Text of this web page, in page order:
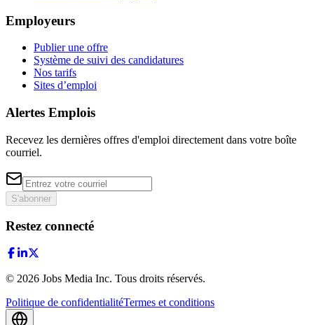
Employeurs
Publier une offre
Système de suivi des candidatures
Nos tarifs
Sites d’emploi
Alertes Emplois
Recevez les dernières offres d'emploi directement dans votre boîte
courriel.
S'abonner
Restez connecté
© 2026 Jobs Media Inc. Tous droits réservés.
Politique de confidentialitéTermes et conditions